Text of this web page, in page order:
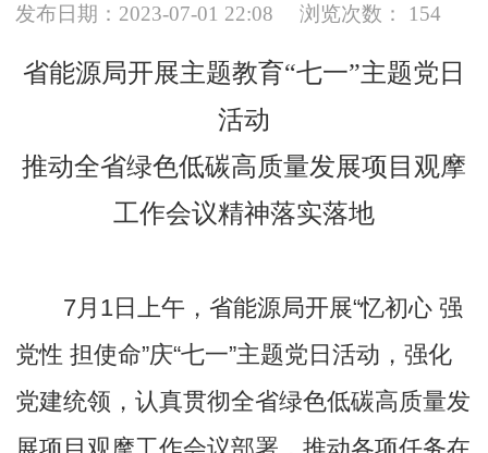
发布日期：2023-07-01 22:08 浏览次数： 154
省能源局开展主题教育“七一”主题党日
活动
推动全省绿色低碳高质量发展项目观摩
工作会议精神落实落地
7月1日上午，省能源局开展“忆初心 强
党性 担使命”庆“七一”主题党日活动，强化
党建统领，认真贯彻全省绿色低碳高质量发